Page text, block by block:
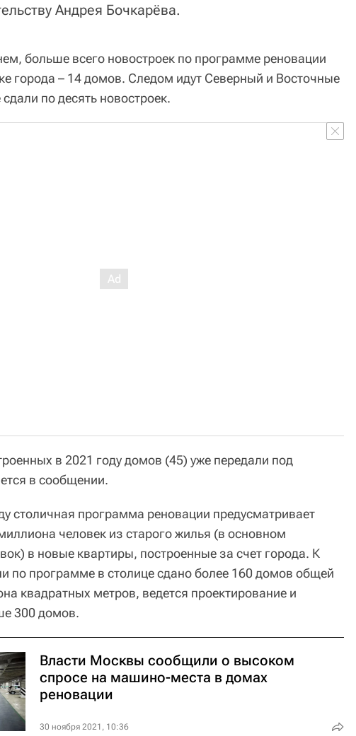
Андрея Бочкарёва.
больше всего новостроек по программе реновации
города – 14 домов. Следом идут Северный и Восточные
по десять новостроек.
в 2021 году домов (45) уже передали под
в сообщении.
столичная программа реновации предусматривает
человек из старого жилья (в основном
в новые квартиры, построенные за счет города. К
по программе в столице сдано более 160 домов общей
квадратных метров, ведется проектирование и
300 домов.
Власти Москвы сообщили о высоком
спросе на машино-места в домах
реновации
30 ноября 2021, 10:36